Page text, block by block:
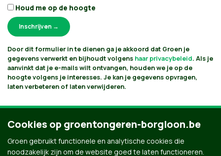
Houd me op de hoogte
Door dit formulier in te dienen ga je akkoord dat Groen je
gegevens verwerkt en bijhoudt volgens haar privacybeleid. Als je
aanvinkt dat je e-mails wilt ontvangen, houden we je op de
hoogte volgens je interesses. Je kan je gegevens opvragen,
laten verbeteren of laten verwijderen.
Cookies op groentongeren-borgloon.be
Groen gebruikt functionele en analytische cookies die
noodzakelijk zijn om de website goed te laten functioneren.